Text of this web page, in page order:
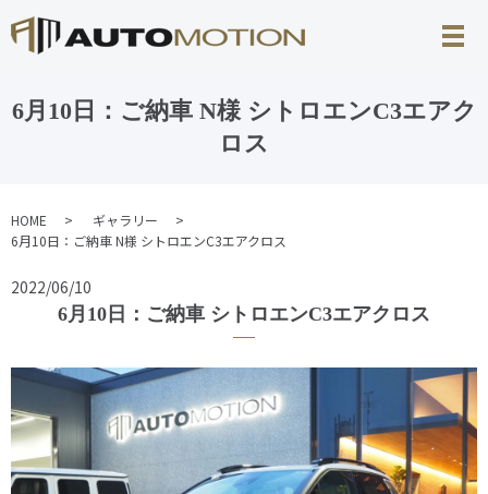
6月10日：ご納車 N様 シトロエンC3エアク
ロス
HOME
ギャラリー
6月10日：ご納車 N様 シトロエンC3エアクロス
2022/06/10
6月10日：ご納車 シトロエンC3エアクロス